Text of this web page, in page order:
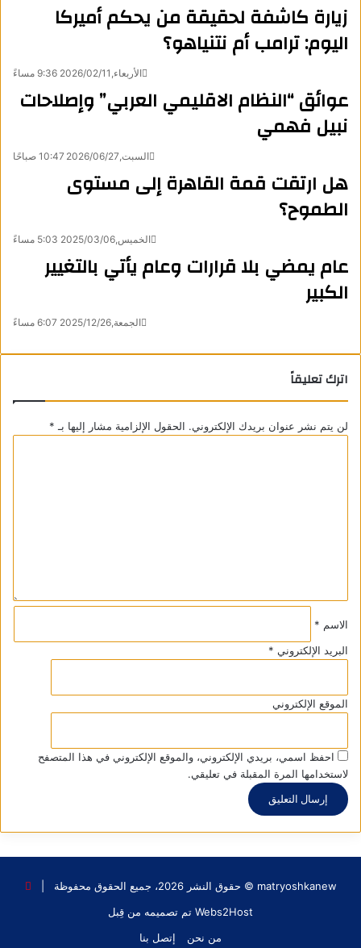
زيارة كاشفة لحقيقة من يحكم أميركا
اليوم: ترامب أم نتنياهو؟
الأربعاء,2026/02/11 9:36 مساءً
عوائق “النظام الاقليمي العربي” وإصلاحات
نبيل فهمي
السبت,2026/06/27 10:47 صباحًا
هل ارتقت قمة القاهرة إلى مستوى
الطموح؟
الخميس,2025/03/06 5:03 مساءً
عام يمضي بلا قرارات وعام يأتي بالتغيير
الكبير
الجمعة,2025/12/26 6:07 مساءً
اترك تعليقاً
لن يتم نشر عنوان بريدك الإلكتروني. الحقول الإلزامية مشار إليها بـ *
الاسم *
البريد الإلكتروني *
الموقع الإلكتروني
احفظ اسمي، بريدي الإلكتروني، والموقع الإلكتروني في هذا المتصفح
لاستخدامها المرة المقبلة في تعليقي.
matryoshkanew © حقوق النشر 2026، جميع الحقوق محفوظة |
Webs2Host تم تصميمه من قِبل
من نحن
إتصل بنا